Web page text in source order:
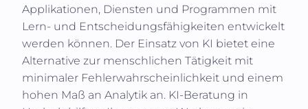
Applikationen, Diensten und Programmen mit
Lern- und Entscheidungsfähigkeiten entwickelt
werden können. Der Einsatz von KI bietet eine
Alternative zur menschlichen Tätigkeit mit
minimaler Fehlerwahrscheinlichkeit und einem
hohen Maß an Analytik an. KI-Beratung in